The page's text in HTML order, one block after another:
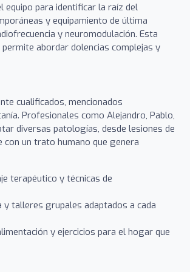
equipo para identificar la raíz del
y equipamiento de última
y neuromodulación. Esta
abordar dolencias complejas y
cualificados, mencionados
Profesionales como Alejandro, Pablo,
diversas patologías, desde lesiones de
un trato humano que genera
terapéutico y técnicas de
talleres grupales adaptados a cada
y ejercicios para el hogar que